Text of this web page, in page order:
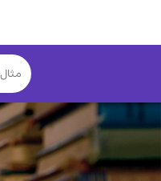
کتب نادر و کمیاب(19)
فلسفه و جامعه شناسی(151)
دانشگاهی و آموزشی(534)